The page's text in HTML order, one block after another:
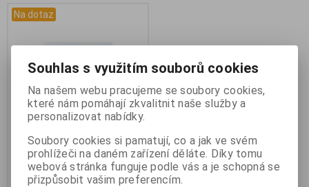
Na dotaz
Dotaz na zboží
Katalogové číslo: DOTAZ
Záruka (měsíců):24
Souhlas s využitím souborů cookies
Na našem webu pracujeme se soubory cookies,
které nám pomáhají zkvalitnit naše služby a
personalizovat nabídky.
Soubory cookies si pamatují, co a jak ve svém
prohlížeči na daném zařízení děláte. Díky tomu
webová stránka funguje podle vás a je schopná se
přizpůsobit vašim preferencím.